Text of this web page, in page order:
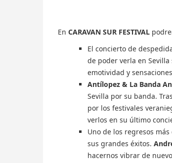
En CARAVAN SUR FESTIVAL
El concierto de
de poder verla en
emotividad y
Antílopez & La Banda
Sevilla por su banda.
por los festivales
verlos en su último
Uno de los regresos más
sus grandes éxitos.
hacernos vibrar de